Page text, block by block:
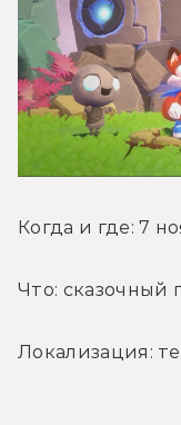
Когда и где: 7
Что: сказочный
Локализация: